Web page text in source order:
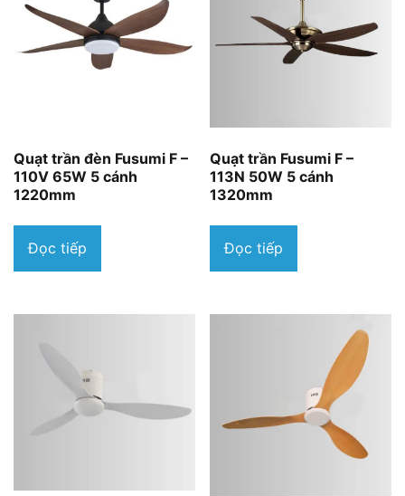
Quạt trần đèn Fusumi F –
110V 65W 5 cánh
1220mm
Đọc tiếp
Quạt trần Fusumi F –
113N 50W 5 cánh
1320mm
Đọc tiếp